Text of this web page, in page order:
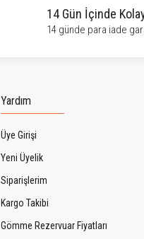
14 Gün İçinde
14 günde para iade
Yardım
Üye Girişi
Yeni Üyelik
Siparişlerim
Kargo Takibi
Gömme Rezervuar Fiyatları